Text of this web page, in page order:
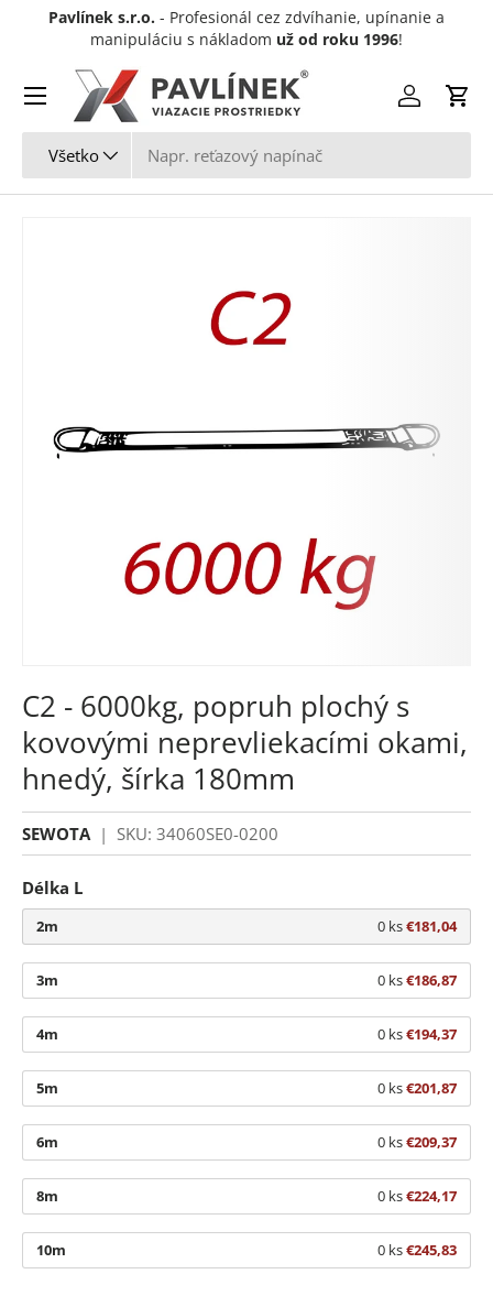
Preskočiť na obsah
Pavlínek s.r.o. - Profesionál cez zdvíhanie, upínanie a
manipuláciu s nákladom už od roku 1996!
Všetko
Prihlásiť sa
Menu
C2 - 6000kg, popruh plochý s
kovovými neprevliekacími okami,
hnedý, šírka 180mm
SEWOTA| SKU: 34060SE0-0200
Délka L
2m 0 ks€181,04
3m 0 ks€186,87
4m 0 ks€194,37
5m 0 ks€201,87
6m 0 ks€209,37
8m 0 ks€224,17
10m 0 ks€245,83